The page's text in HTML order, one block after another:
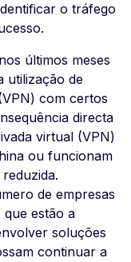
o tráfego
últimos meses
utilização de
com certos
directa
virtual (VPN)
ou funcionam
de empresas
que estão a
soluções
continuar a